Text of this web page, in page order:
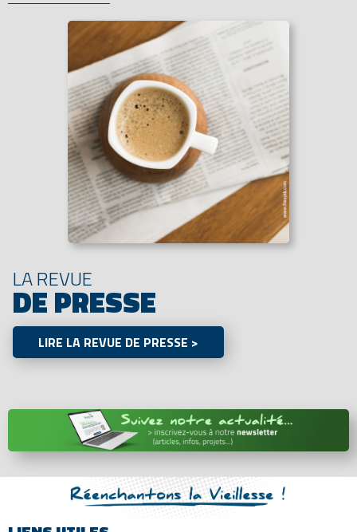
LA REVUE
DE PRESSE
LIRE LA REVUE DE PRESSE >